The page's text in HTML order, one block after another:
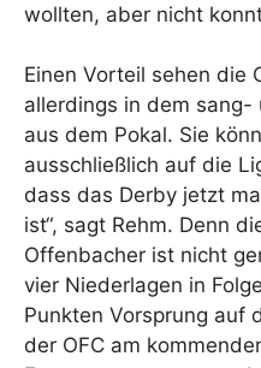
wollten, aber nicht
Einen Vorteil sehen die
allerdings in dem sang-
aus dem Pokal. Sie
ausschließlich auf die
dass das Derby jetzt
ist“, sagt Rehm. Denn
Offenbacher ist nicht
vier Niederlagen in
Punkten Vorsprung auf
der OFC am